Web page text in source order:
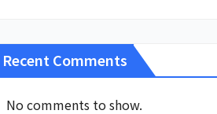
Recent Comments
No comments to show.